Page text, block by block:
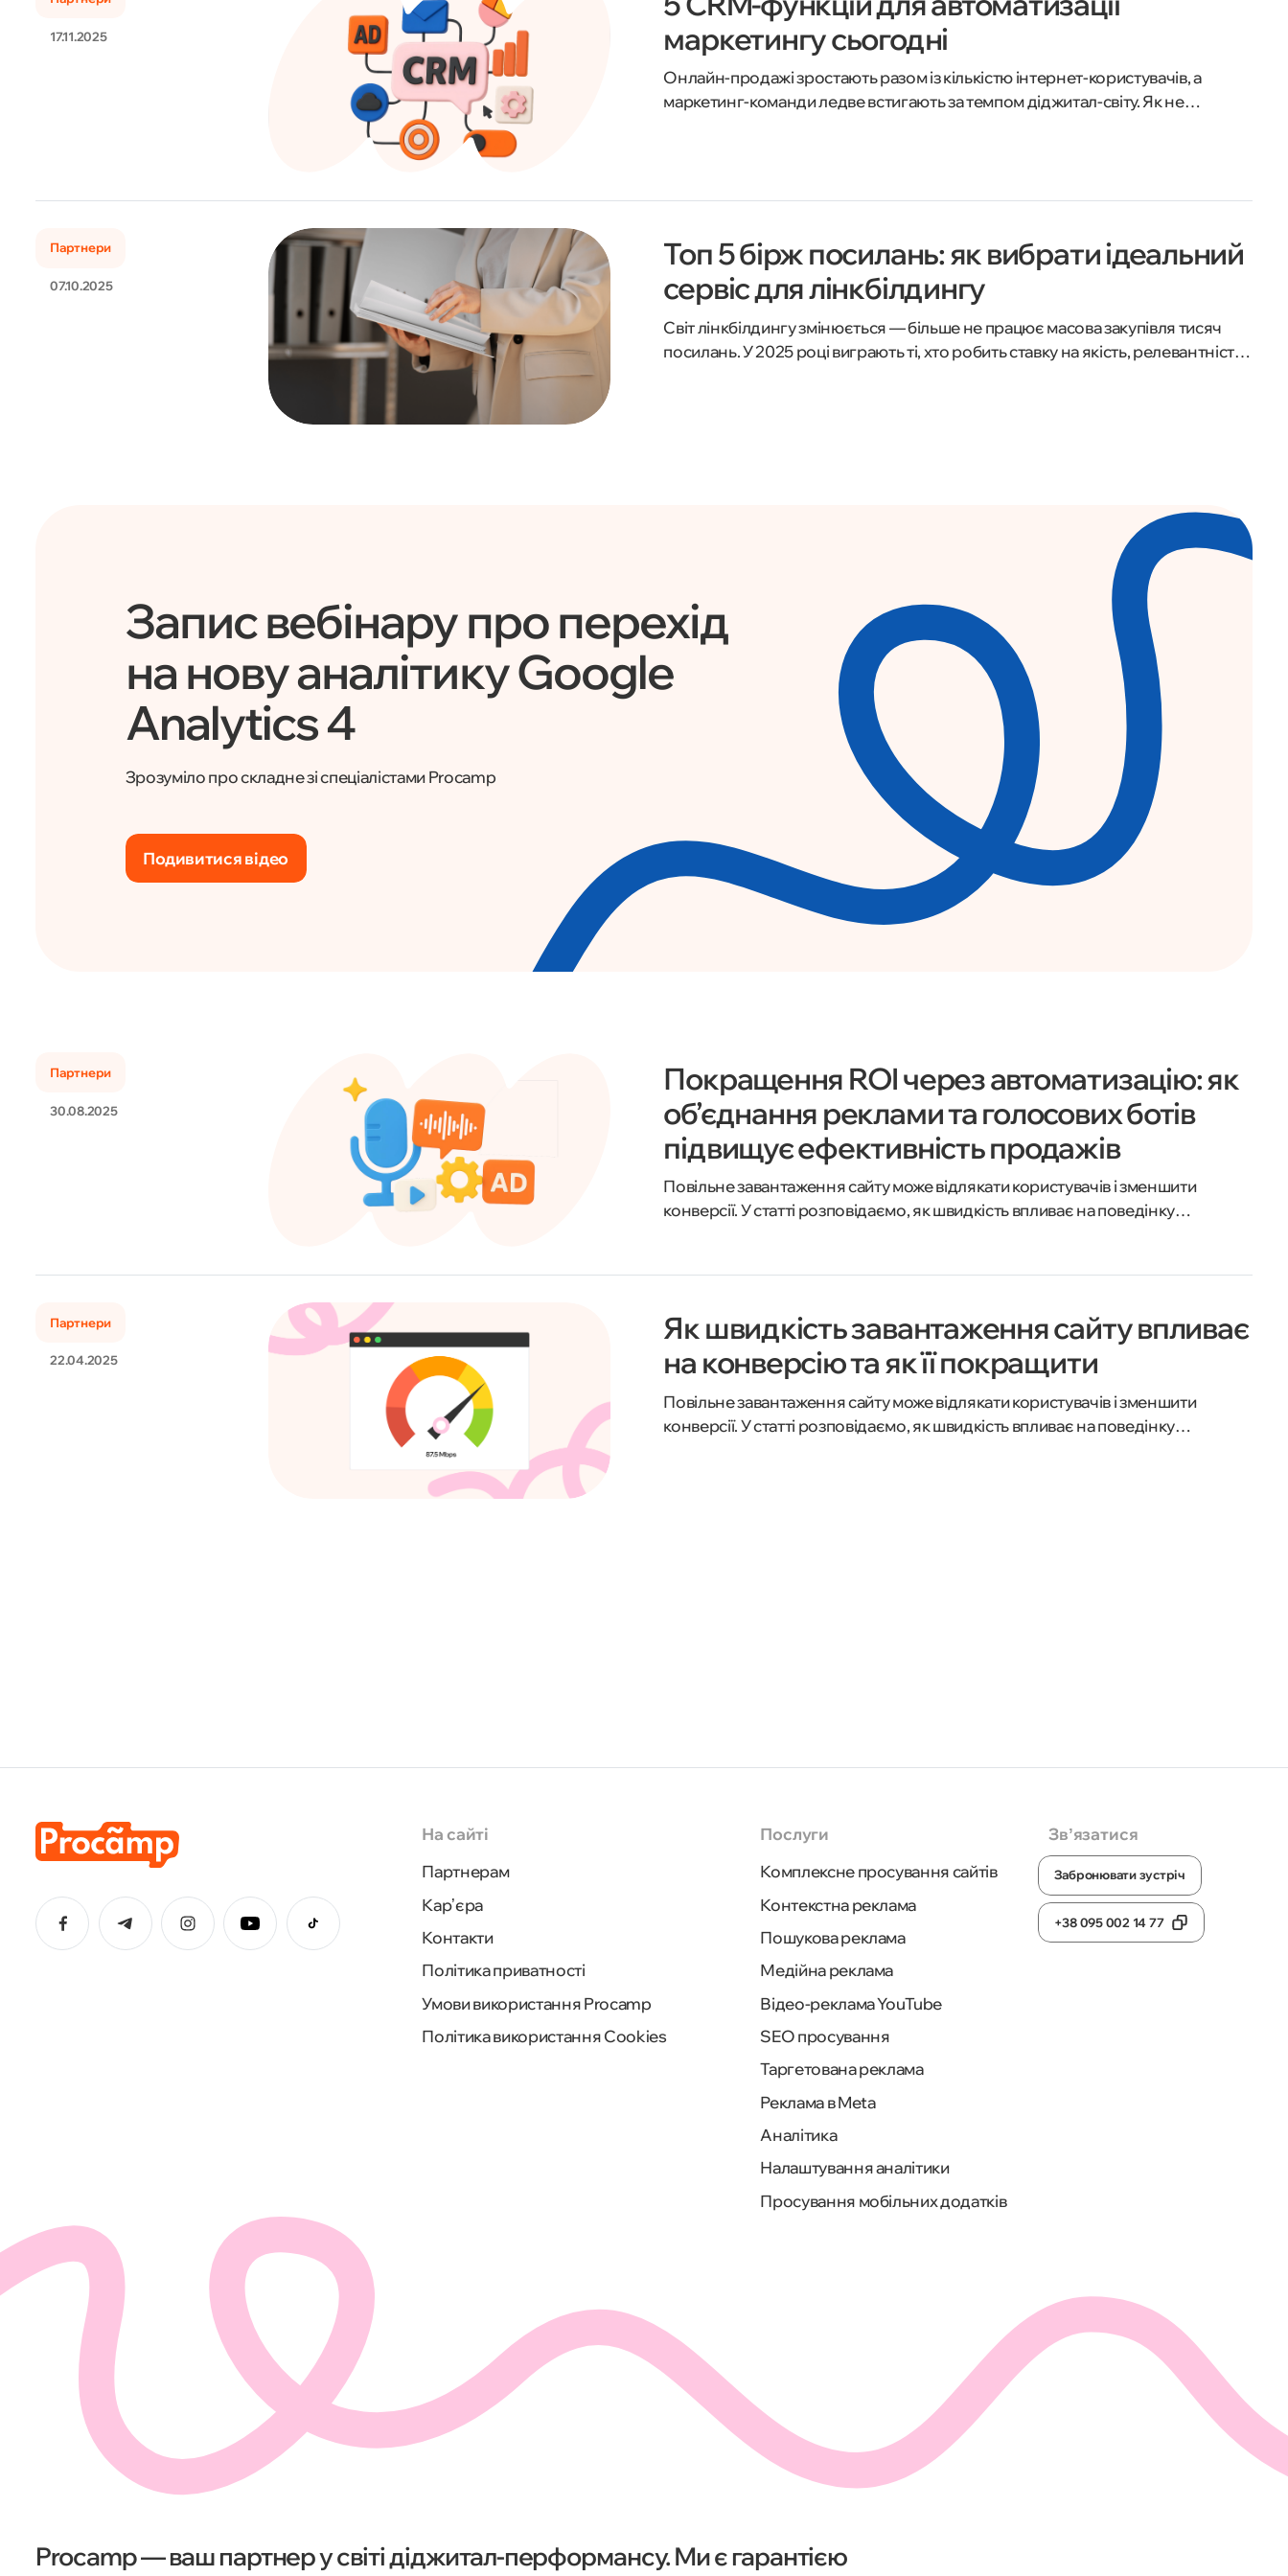
17.11.2025
маркетингу сьогодні
Онлайн-продажі зростають разом із кількістю інтернет-користувачів, а
маркетинг-команди ледве встигають за темпом діджитал-світу. Як не
Партнери
07.10.2025
Топ 5 бірж посилань: як вибрати ідеальний
сервіс для лінкбілдингу
Світ лінкбілдингу змінюється — більше не працює масова закупівля тисяч
посилань. У 2025 році виграють ті, хто робить ставку на якість, релевантність і
Запис вебінару про перехід
на нову аналітику Google
Analytics 4
Зрозуміло про складне зі спеціалістами Procamp
Подивитися відео
Партнери
30.08.2025
Покращення ROI через автоматизацію: як
об’єднання реклами та голосових ботів
підвищує ефективність продажів
Повільне завантаження сайту може відлякати користувачів і зменшити
конверсії. У статті розповідаємо, як швидкість впливає на поведінку
Партнери
22.04.2025
Як швидкість завантаження сайту впливає
на конверсію та як її покращити
Повільне завантаження сайту може відлякати користувачів і зменшити
конверсії. У статті розповідаємо, як швидкість впливає на поведінку
На сайті
Партнерам
Карʼєра
Контакти
Політика приватності
Умови використання Procamp
Політика використання Cookies
Послуги
Комплексне просування сайтів
Контекстна реклама
Пошукова реклама
Медійна реклама
Відео-реклама YouTube
SEO просування
Таргетована реклама
Реклама в Meta
Аналітика
Налаштування аналітики
Просування мобільних додатків
Звʼязатися
Забронювати зустріч
+38 095 002 14 77
Procamp — ваш партнер у світі діджитал-перформансу. Ми є гарантією